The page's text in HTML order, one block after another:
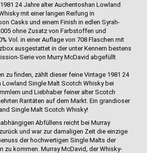
24 Jahre alter Auchentoshan Lowland
mit einer langen Reifung in
Casks und einem Finish in edlen Syrah-
ohne Zusatz von Farbstoffen und
Vol. in einer Auflage von 708 Flaschen mit
ausgestattet in der unter Kennern bestens
Serie von Murry McDavid abgefüllt
zu finden, zählt dieser feine Vintage 1981 24
Lowland Single Malt Scotch Whisky bei
und Liebhaber feiner alter Scotch
Raritäten auf dem Markt. Ein grandioser
Single Malt Scotch Whisky!
Abfüllens reicht bei Murray
und war zur damaligen Zeit die einzige
der hochwertigen Single Malts der
zu kommen. Murray McDavid, der Whisky-